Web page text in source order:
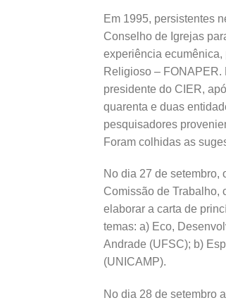
Em 1995, persistentes
Conselho de Igrejas
experiência
Religioso – FONAPER.
presidente do CIER,
quarenta e duas
pesquisadores
Foram colhidas as
No dia 27 de setembro,
Comissão de Trabalho,
elaborar a carta de
temas: a) Eco,
Andrade (UFSC); b)
(UNICAMP).
No dia 28 de setembro